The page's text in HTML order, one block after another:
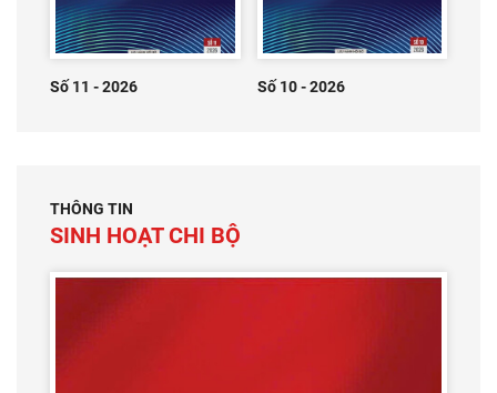
Số 11 - 2026 Số 10 - 2026
THÔNG TIN
SINH HOẠT CHI BỘ